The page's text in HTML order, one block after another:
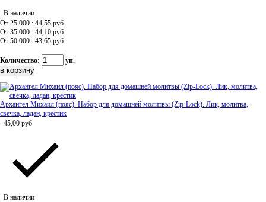
В наличии
От 25 000 : 44,55 руб
От 35 000 : 44,10 руб
От 50 000 : 43,65 руб
Количество: уп.
Архангел Михаил (пояс). Набор для домашней молитвы (Zip-Lock). Лик, молитва,
свечка, ладан, крестик
45,00 руб
В наличии